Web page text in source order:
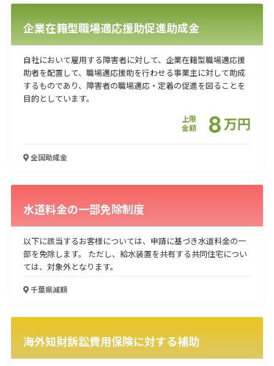
企業在籍型職場適応援助促進助成金
自社において雇用する障害者に対して、企業在籍型職場適応援
助者を配置して、職場適応援助を行わせる事業主に対して助成
するものであり、障害者の職場適応・定着の促進を図ることを
目的としています。
上限
金額
8万円
全国助成金
水道料金の一部免除制度
以下に該当するお客様については、申請に基づき水道料金の一
部を免除します。 ただし、給水装置を共有する共同住宅につい
ては、対象外となります。
千葉県減額
海外知財訴訟費用保険に対する補助